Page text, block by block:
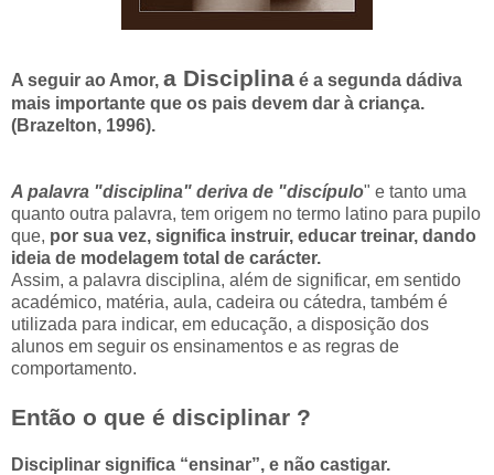
A seguir ao Amor, a Disciplina é a segunda dádiva
mais importante que os pais devem dar à criança.
(Brazelton, 1996).
A palavra "disciplina" deriva de "discípulo" e tanto uma
quanto outra palavra, tem origem no termo latino para pupilo
que, por sua vez, significa instruir, educar treinar, dando
ideia de modelagem total de carácter.
Assim, a palavra disciplina, além de significar, em sentido
académico, matéria, aula, cadeira ou cátedra, também é
utilizada para indicar, em educação, a disposição dos
alunos em seguir os ensinamentos e as regras de
comportamento.
Então o que é disciplinar ?
Disciplinar significa “ensinar”, e não castigar.